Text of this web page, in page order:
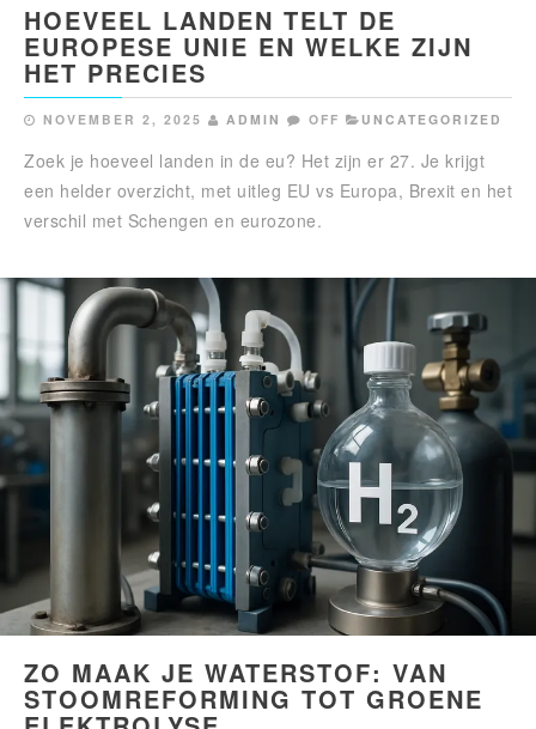
HOEVEEL LANDEN TELT DE
EUROPESE UNIE EN WELKE ZIJN
HET PRECIES
NOVEMBER 2, 2025 ADMIN OFF UNCATEGORIZED
Zoek je hoeveel landen in de eu? Het zijn er 27. Je krijgt
een helder overzicht, met uitleg EU vs Europa, Brexit en het
verschil met Schengen en eurozone.
ZO MAAK JE WATERSTOF: VAN
STOOMREFORMING TOT GROENE